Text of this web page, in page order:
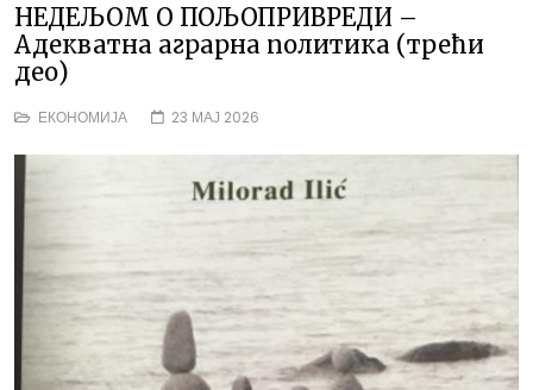
НЕДЕЉОМ О ПОЉОПРИВРЕДИ –
Адекватна аграрна политика (трећи
део)
ЕКОНОМИЈА 23 МАЈ 2026